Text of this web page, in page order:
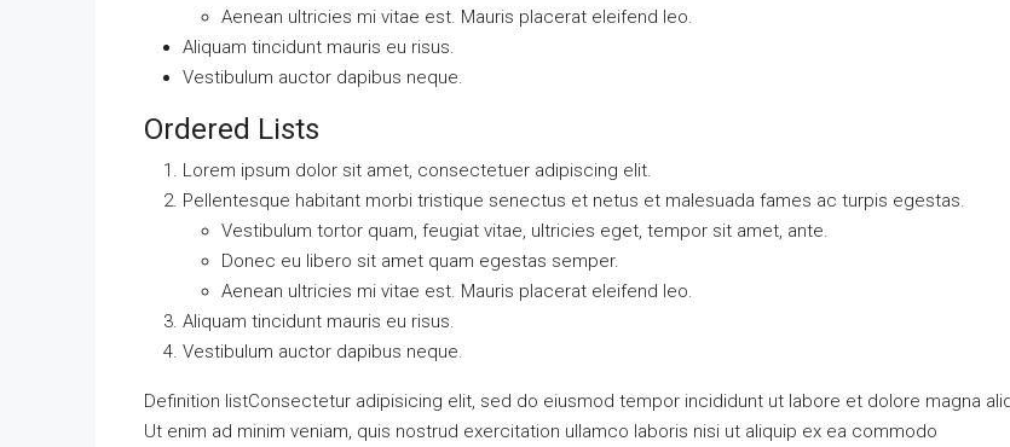
Aenean ultricies mi vitae est. Mauris placerat eleifend leo.
Aliquam tincidunt mauris eu risus.
Vestibulum auctor dapibus neque.
Ordered Lists
Lorem ipsum dolor sit amet, consectetuer adipiscing elit.
Pellentesque habitant morbi tristique senectus et netus et malesuada fames ac turpis egestas.
Vestibulum tortor quam, feugiat vitae, ultricies eget, tempor sit amet, ante.
Donec eu libero sit amet quam egestas semper.
Aenean ultricies mi vitae est. Mauris placerat eleifend leo.
Aliquam tincidunt mauris eu risus.
Vestibulum auctor dapibus neque.
Definition listConsectetur adipisicing elit, sed do eiusmod tempor incididunt ut labore et dolore magna
Ut enim ad minim veniam, quis nostrud exercitation ullamco laboris nisi ut aliquip ex ea commodo